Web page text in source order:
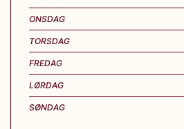
ONSDAG
TORSDAG
FREDAG
LØRDAG
SØNDAG